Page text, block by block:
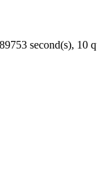
second(s), 10